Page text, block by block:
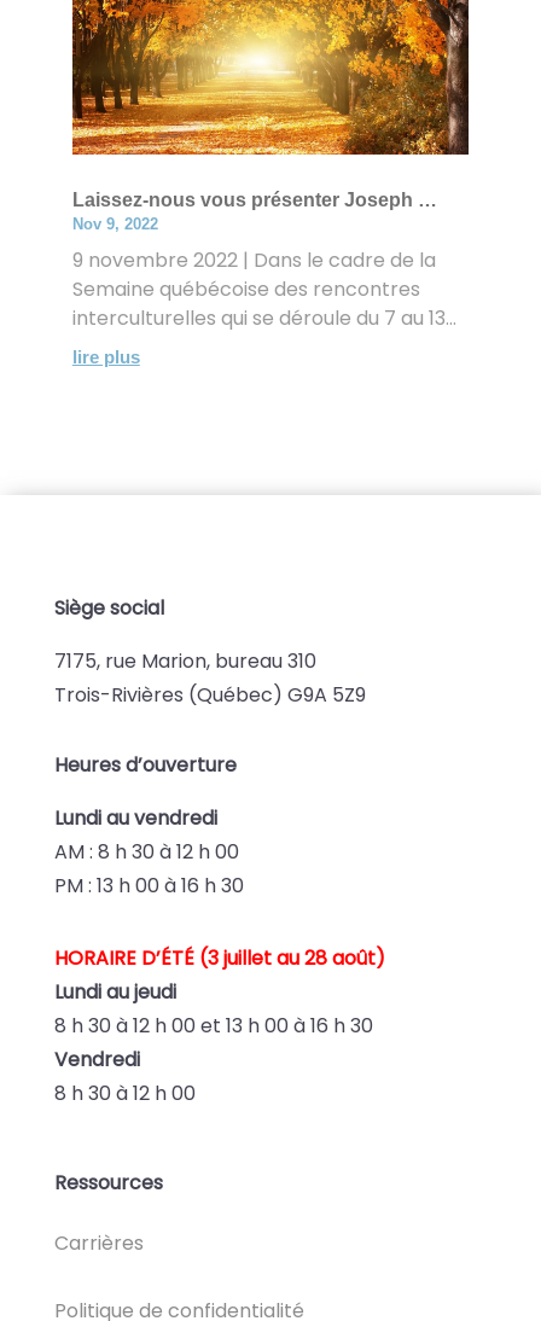
Laissez-nous vous présenter Joseph …
Nov 9, 2022
9 novembre 2022 | Dans le cadre de la
Semaine québécoise des rencontres
interculturelles qui se déroule du 7 au 13...
lire plus
Siège social
7175, rue Marion, bureau 310
Trois-Rivières (Québec) G9A 5Z9
Heures d’ouverture
Lundi au vendredi
AM : 8 h 30 à 12 h 00
PM : 13 h 00 à 16 h 30
HORAIRE D’ÉTÉ (3 juillet au 28 août)
Lundi au jeudi
8 h 30 à 12 h 00 et 13 h 00 à 16 h 30
Vendredi
8 h 30 à 12 h 00
Ressources
Carrières
Politique de confidentialité